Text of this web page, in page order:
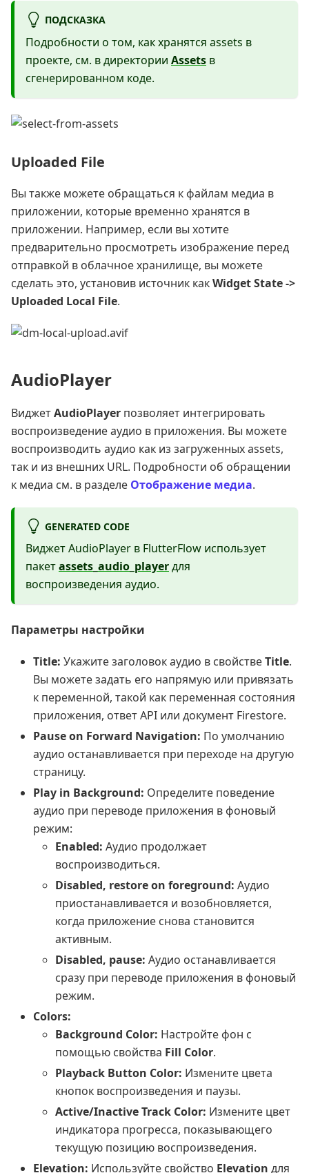
ПОДСКАЗКА
Подробности о том, как хранятся assets в
проекте, см. в директории Assets в
сгенерированном коде.
Uploaded File
Вы также можете обращаться к файлам медиа в
приложении, которые временно хранятся в
приложении. Например, если вы хотите
предварительно просмотреть изображение перед
отправкой в облачное хранилище, вы можете
сделать это, установив источник какWidget State ->
Uploaded Local File.
AudioPlayer
ВиджетAudioPlayer позволяет интегрировать
воспроизведение аудио в приложения. Вы можете
воспроизводить аудио как из загруженных assets,
так и из внешних URL. Подробности об обращении
к медиа см. в разделе Отображение медиа.
GENERATED CODE
Виджет AudioPlayer в FlutterFlow использует
пакетassets_audio_playerдля
воспроизведения аудио.
Параметры настройки
Title: Укажите заголовок аудио в свойствеTitle.
Вы можете задать его напрямую или привязать
к переменной, такой как переменная состояния
приложения, ответ API или документ Firestore.
Pause on Forward Navigation: По умолчанию
аудио останавливается при переходе на другую
страницу.
Play in Background: Определите поведение
аудио при переводе приложения в фоновый
режим:
Enabled: Аудио продолжает
воспроизводиться.
Disabled, restore on foreground: Аудио
приостанавливается и возобновляется,
когда приложение снова становится
активным.
Disabled, pause: Аудио останавливается
сразу при переводе приложения в фоновый
режим.
Colors:
Background Color: Настройте фон с
помощью свойства Fill Color.
Playback Button Color: Измените цвета
кнопок воспроизведения и паузы.
Active/Inactive Track Color: Измените цвет
индикатора прогресса, показывающего
текущую позицию воспроизведения.
Elevation: Используйте свойство Elevation для